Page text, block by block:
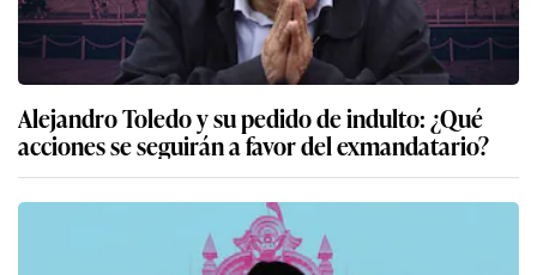
Alejandro Toledo y su pedido de indulto: ¿Qué
acciones se seguirán a favor del exmandatario?